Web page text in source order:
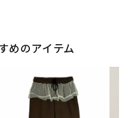
めのアイテム